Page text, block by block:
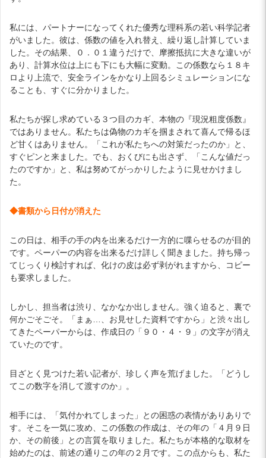
私には、パートナーになってくれた優秀な理科系の若い科学記者
がいました。彼は、係数の値を入れ替え、繰り返し計算していま
した。その結果、０．０１違うだけで、摩擦抵抗に大きな違いが
あり、計算水位は上にも下にも大幅に変動。この係数なら１８キ
ロより上流で、安全ラインをかなり上回るシミュレーションにな
ることも、すぐに分かりました。
私たちが探し求めている３つ目のカギ、本物の『現況粗度係数』
ではありません。私たちは偽物のカギを掴まされて喜んで帰るほ
ど甘くはありません。「これが私たちへの対策だったのか」と、
すぐピンと来ました。でも、おくびにも出さず、「こんな値だっ
たのですか」と、私は努めてがっかりしたように見せかけまし
た。
◆書類から日付が消えた
この日は、相手の手の内を出来るだけ一方的に喋らせるのが目的
です。ペーパーの内容を出来るだけ詳しく聞きました。持ち帰っ
てじっくり検討すれば、化けの皮は必ず剥がれますから、コピー
も要求しました。
しかし、担当者は渋り、なかなか出しません。強く迫ると、裏で
何かごそごそ。「まぁ…、お見せした資料ですから」と渋々出し
てきたペーパーからは、作成日の「９０・４・９」の文字が消え
ていたのです。
目ざとく見つけた若い記者が、珍しく声を荒げました。「どうし
てこの数字を消して渡すのか」。
相手には、「気付かれてしまった」との困惑の表情がありありで
す。そこを一気に攻め、この係数の作成は、その年の「４月９日
か、その前後」との言質を取りました。私たちが本格的な取材を
始めたのは、前述の通りこの年の２月です。この点からも、私た